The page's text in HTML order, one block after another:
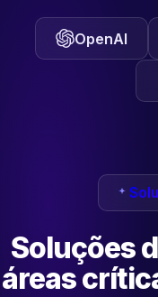
OpenAI
Soluções
áreas